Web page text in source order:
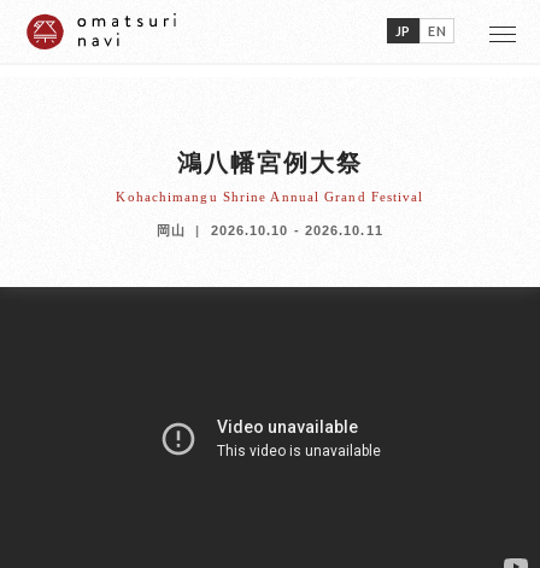
JP EN
鴻八幡宮例大祭
Kohachimangu Shrine Annual Grand Festival
岡山 2026.10.10 - 2026.10.11